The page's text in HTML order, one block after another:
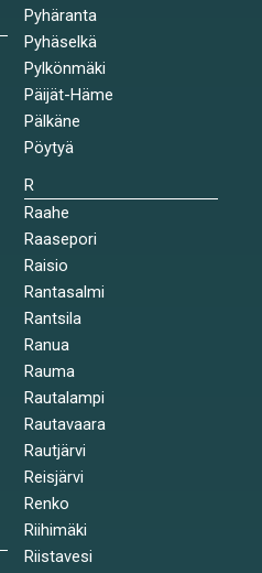
Pyhäranta
Pyhäselkä
Pylkönmäki
Päijät-Häme
Pälkäne
Pöytyä
R
Raahe
Raasepori
Raisio
Rantasalmi
Rantsila
Ranua
Rauma
Rautalampi
Rautavaara
Rautjärvi
Reisjärvi
Renko
Riihimäki
Riistavesi